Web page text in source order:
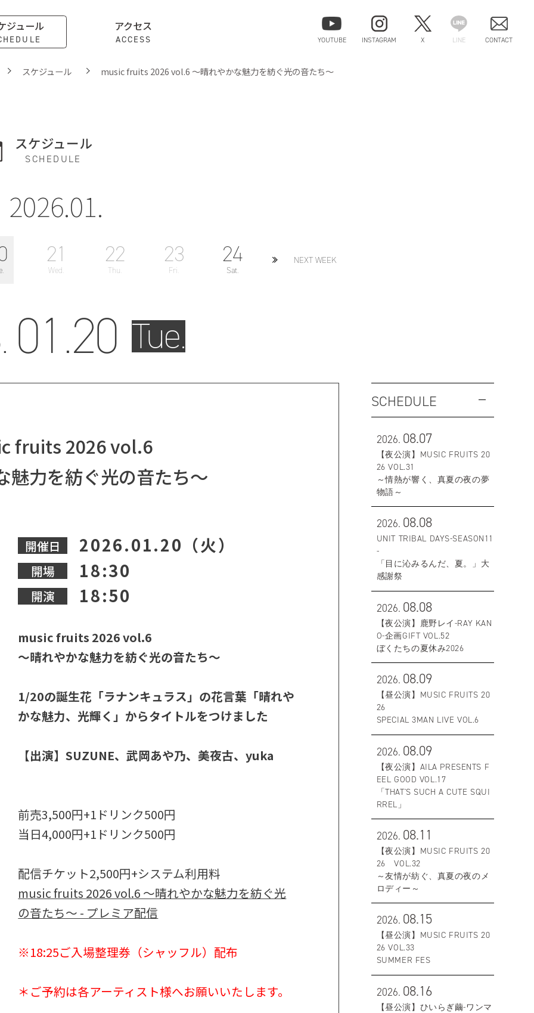
ジュール アクセス
ACCESS YOUTUBE INSTAGRAM X LINE CONTACT
スケジュール music fruits 2026 vol.6 ～晴れやかな魅力を紡ぐ光の音たち～
スケジュール
SCHEDULE
2026.01.
21
Wed.
22
Thu.
23
Fri.
24
Sat.
NEXT WEEK
01.20 Tue.
fruits 2026 vol.6
魅力を紡ぐ光の音たち～
開催日 2026.01.20（火）
開場 18:30
開演 18:50
music fruits 2026 vol.6
～晴れやかな魅力を紡ぐ光の音たち～
1/20の誕生花「ラナンキュラス」の花言葉「晴れや
かな魅力、光輝く」からタイトルをつけました
【出演】SUZUNE、武岡あや乃、美夜古、yuka
前売3,500円+1ドリンク500円
当日4,000円+1ドリンク500円
配信チケット2,500円+システム利用料
music fruits 2026 vol.6 ～晴れやかな魅力を紡ぐ光
の音たち～ - プレミア配信
※18:25ご入場整理券（シャッフル）配布
＊ご予約は各アーティスト様へお願いいたします。
SCHEDULE
2026. 08.07
【夜公演】MUSIC FRUITS 20
26 VOL.31
～情熱が響く、真夏の夜の夢
物語～
2026. 08.08
UNIT TRIBAL DAYS-SEASON11
-
「目に沁みるんだ、夏。」大
感謝祭
2026. 08.08
【夜公演】鹿野レイ-RAY KAN
O-企画GIFT VOL.52
ぼくたちの夏休み2026
2026. 08.09
【昼公演】MUSIC FRUITS 20
26
SPECIAL 3MAN LIVE VOL.6
2026. 08.09
【夜公演】AILA PRESENTS F
EEL GOOD VOL.17
「THAT'S SUCH A CUTE SQUI
RREL」
2026. 08.11
【夜公演】MUSIC FRUITS 20
26 VOL.32
～友情が紡ぐ、真夏の夜のメ
ロディー～
2026. 08.15
【昼公演】MUSIC FRUITS 20
26 VOL.33
SUMMER FES
2026. 08.16
【昼公演】ひいらぎ繭-ワンマ